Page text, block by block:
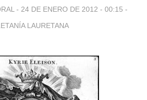
- 24 DE ENERO DE 2012 - 00:15 -
LAURETANA